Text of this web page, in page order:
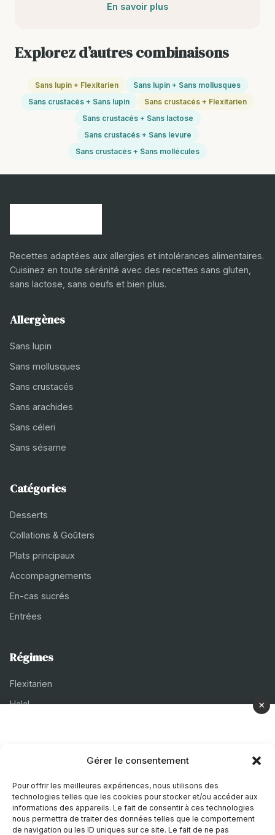
Gérer le consentement
Pour offrir les meilleures expériences, nous utilisons des
technologies telles que les cookies pour stocker et/ou accéder aux
informations des appareils. Le fait de consentir à ces technologies
nous permettra de traiter des données telles que le comportement
de navigation ou les ID uniques sur ce site. Le fait de ne pas
En savoir plus
Explorez d’autres combinaisons
Sans lupin + Flexitarien
Sans lupin + Sans mollusques
Sans crustacés + Sans lupin
Sans crustacés + Flexitarien
Sans crustacés + Sans lactose
Sans crustacés + Sans levure
Sans crustacés + Sans mollécules
Recettes adaptées aux allergies et intolérances alimentaires.
Cuisinez en toute sérénité avec des recettes sans gluten,
sans lactose, sans oeufs et bien plus.
Allergènes
Sans lupin
Sans mollusques
Sans crustacés
Sans arachides
Sans céleri
Sans sésame
Catégories
Desserts
Collations & Goûters
Plats principaux
Accompagnements
En-cas sucrés
Entrées
Régimes
Flexitarien
Halal
À propos
Mentions légales
Politique de confidentialité
×